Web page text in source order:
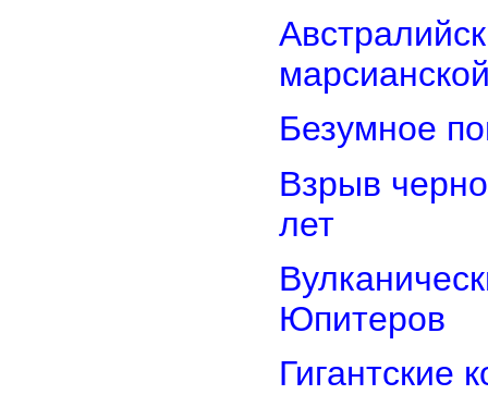
Безумное
Взрыв
лет
Юпитеров
Гигантские